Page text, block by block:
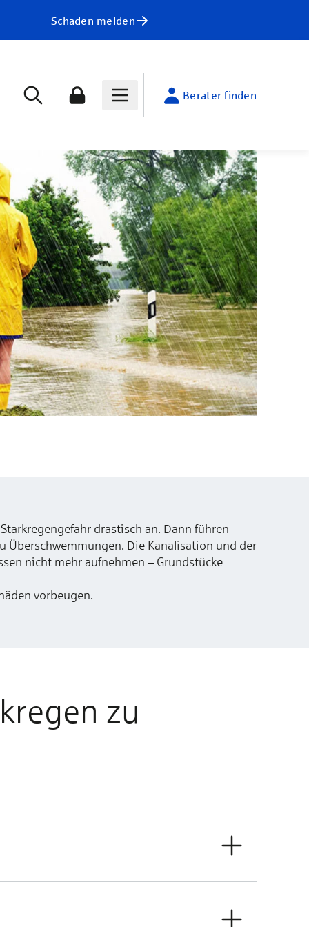
Schaden melden
Berater finden
drastisch an. Dann führen
Überschwemmungen. Die Kanalisation und der
nicht mehr aufnehmen – Grundstücke
vorbeugen.
zu